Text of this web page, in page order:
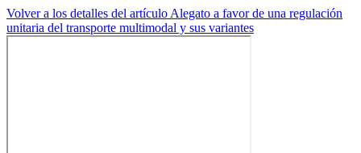
Volver a los detalles del artículo Alegato a favor de una regulación
unitaria del transporte multimodal y sus variantes